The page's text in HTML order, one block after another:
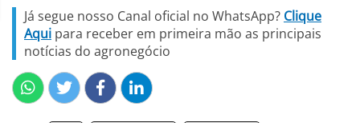
Já segue nosso Canal oficial no WhatsApp? Clique
Aqui para receber em primeira mão as principais
notícias do agronegócio